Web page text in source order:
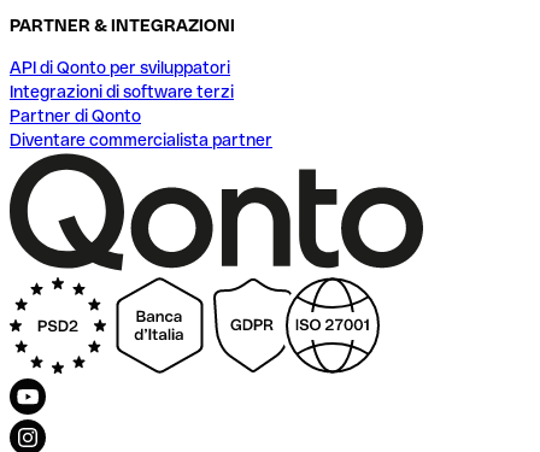
PARTNER & INTEGRAZIONI
API di Qonto per sviluppatori
Integrazioni di software terzi
Partner di Qonto
Diventare commercialista partner